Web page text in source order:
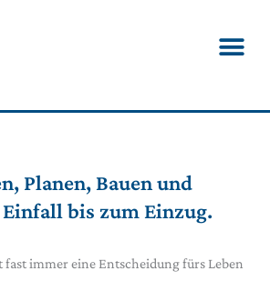
Planen, Bauen und
bis zum Einzug.
fast immer eine Entscheidung fürs Leben